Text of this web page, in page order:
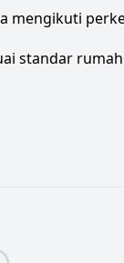
mengikuti
standar